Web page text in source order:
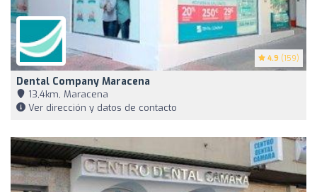
4.9 (159)
Dental Company Maracena
13,4km, Maracena
Ver dirección y datos de contacto